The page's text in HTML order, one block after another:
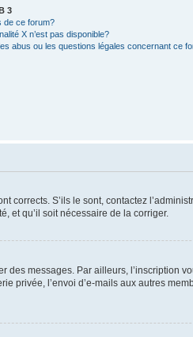
3
de ce forum?
X n’est pas disponible?
abus ou les questions légales concernant ce
corrects. S’ils le sont, contactez
et qu’il soit nécessaire de la corriger.
des messages. Par ailleurs, l’inscription
privée, l’envoi d’e-mails aux autres